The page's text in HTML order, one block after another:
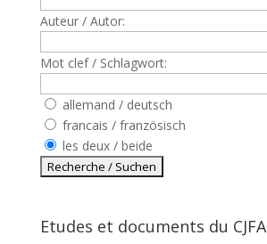
Auteur / Autor:
Mot clef / Schlagwort:
allemand / deutsch
francais / französisch
les deux / beide
Etudes et documents du CJFA